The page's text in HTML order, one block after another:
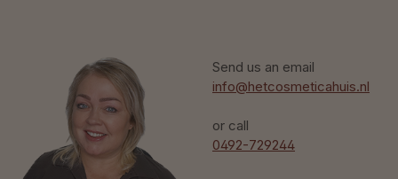
Send us an email
info@hetcosmeticahuis.nl
or call
0492-729244